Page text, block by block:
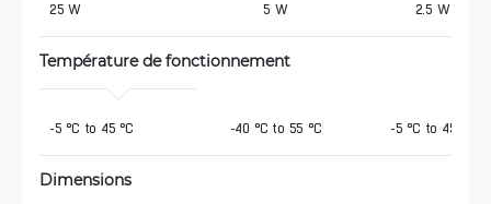
25 W 5 W 2.5 W
Température de fonctionnement
-5 °C to 45 °C -40 °C to 55 °C -5 °C to 45 °C
Dimensions